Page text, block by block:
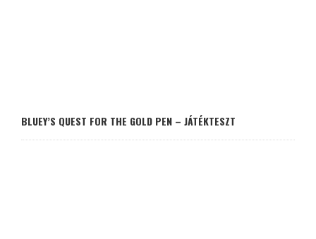
BLUEY’S QUEST FOR THE GOLD PEN – JÁTÉKTESZT